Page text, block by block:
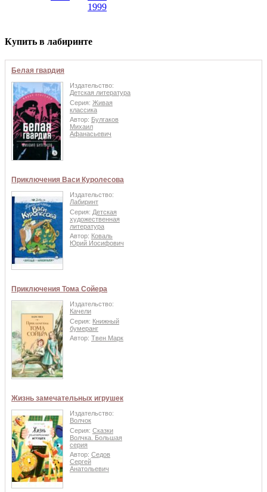
1999
Купить в лабиринте
Белая гвардия
Издательство:
Детская литература
Серия: Живая
классика
Автор: Булгаков
Михаил
Афанасьевич
Приключения Васи Куролесова
Издательство:
Лабиринт
Серия: Детская
художественная
литература
Автор: Коваль
Юрий Иосифович
Приключения Тома Сойера
Издательство:
Качели
Серия: Книжный
бумеранг
Автор: Твен Марк
Жизнь замечательных игрушек
Издательство:
Волчок
Серия: Сказки
Волчка. Большая
серия
Автор: Седов
Сергей
Анатольевич